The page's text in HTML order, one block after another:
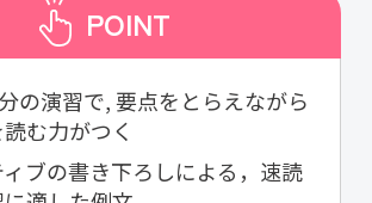
POINT
の演習で, 要点をとらえながら
む力がつく
ブの書き下ろしによる，速読